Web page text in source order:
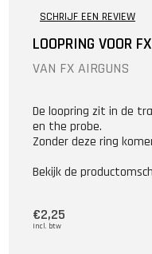
SCHRIJF EEN REVIEW
LOOPRING VOOR
VAN FX AIRGUNS
De loopring zit in de
en the probe.
Zonder deze ring
Bekijk de
€2,25
Incl. btw